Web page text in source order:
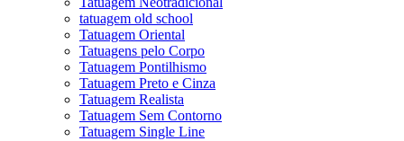
tatuagem old school
Tatuagem Oriental
Tatuagens pelo Corpo
Tatuagem Pontilhismo
Tatuagem Preto e Cinza
Tatuagem Realista
Tatuagem Sem Contorno
Tatuagem Single Line